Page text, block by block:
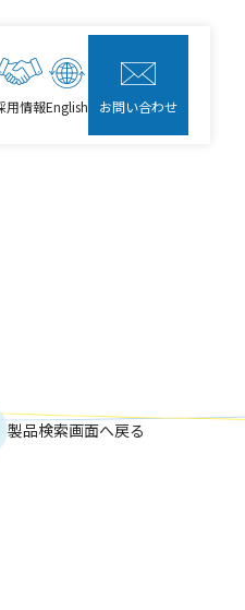
用情報English お問い合わせ
製品検索画面へ戻る